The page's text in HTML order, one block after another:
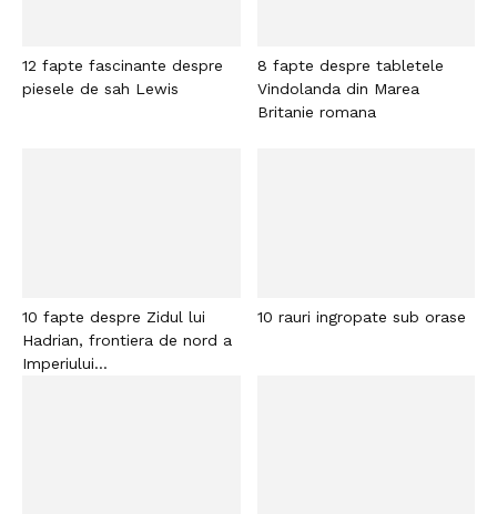
12 fapte fascinante despre
piesele de sah Lewis
8 fapte despre tabletele
Vindolanda din Marea
Britanie romana
10 fapte despre Zidul lui
Hadrian, frontiera de nord a
Imperiului...
10 rauri ingropate sub orase